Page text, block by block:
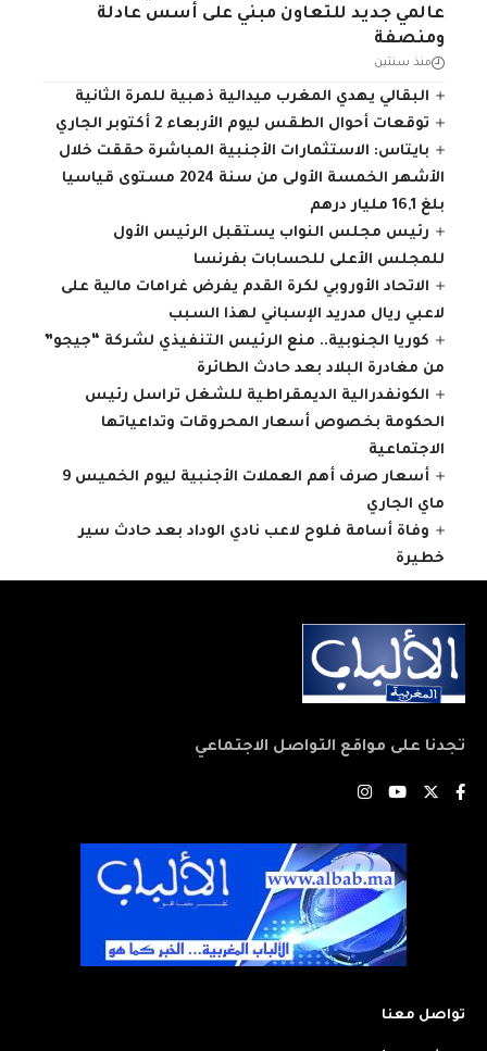
عالمي جديد للتعاون مبني على أسس عادلة
ومنصفة
منذ سنتين
البقالي يهدي المغرب ميدالية ذهبية للمرة الثانية
توقعات أحوال الطقس ليوم الأربعاء 2 أكتوبر الجاري
بايتاس: الاستثمارات الأجنبية المباشرة حققت خلال
الأشهر الخمسة الأولى من سنة 2024 مستوى قياسيا
بلغ 16,1 مليار درهم
رئيس مجلس النواب يستقبل الرئيس الأول
للمجلس الأعلى للحسابات بفرنسا
الاتحاد الأوروبي لكرة القدم يفرض غرامات مالية على
لاعبي ريال مدريد الإسباني لهذا السبب
كوريا الجنوبية.. منع الرئيس التنفيذي لشركة “جيجو”
من مغادرة البلاد بعد حادث الطائرة
الكونفدرالية الديمقراطية للشغل تراسل رئيس
الحكومة بخصوص أسعار المحروقات وتداعياتها
الاجتماعية
أسعار صرف أهم العملات الأجنبية ليوم الخميس 9
ماي الجاري
وفاة أسامة فلوح لاعب نادي الوداد بعد حادث سير
خطيرة
تجدنا على مواقع التواصل الاجتماعي
تواصل معنا